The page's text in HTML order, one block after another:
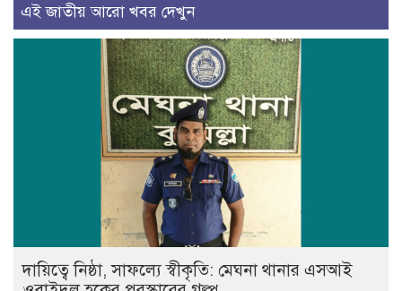
এই জাতীয় আরো খবর দেখুন
দায়িত্বে নিষ্ঠা, সাফল্যে স্বীকৃতি: মেঘনা থানার এসআই